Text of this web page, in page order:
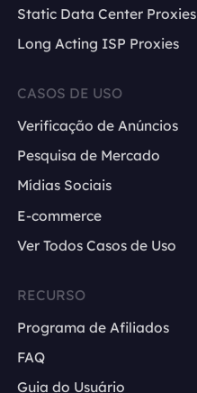
Static Data Center Proxies
Long Acting ISP Proxies
CASOS DE USO
Verificação de Anúncios
Pesquisa de Mercado
Mídias Sociais
E-commerce
Ver Todos Casos de Uso
RECURSO
Programa de Afiliados
FAQ
Guia do Usuário